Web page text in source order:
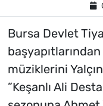
Bursa Devlet
başyapıtlarından
müziklerini
”Keşanlı Ali